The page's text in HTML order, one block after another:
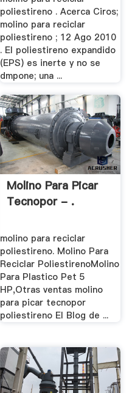
poliestireno . Acerca Ciros;
molino para reciclar
poliestireno ; 12 Ago 2010
. El poliestireno expandido
(EPS) es inerte y no se
dmpone; una ...
Molino Para Picar
Tecnopor - .
molino para reciclar
poliestireno. Molino Para
Reciclar PoliestirenoMolino
Para Plastico Pet 5
HP,Otras ventas molino
para picar tecnopor
poliestireno El Blog de ...